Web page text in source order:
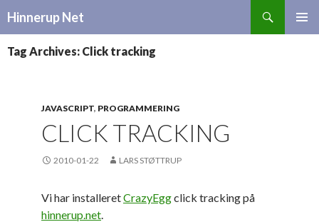
Hinnerup Net
CONTENT
Tag Archives: Click tracking
JAVASCRIPT, PROGRAMMERING
CLICK TRACKING
2010-01-22 LARS STØTTRUP
Vi har installeretCrazyEggclick tracking på
hinnerup.net.